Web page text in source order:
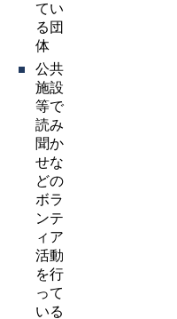
てい
る団
体
公共
施設
等で
読み
聞か
せな
どの
ボラ
ンテ
ィア
活動
を行
って
いる